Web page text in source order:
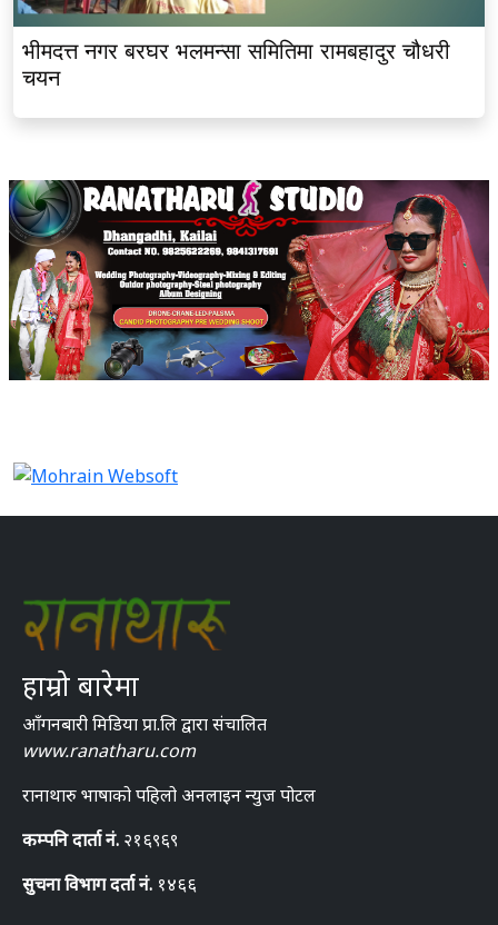
भीमदत्त नगर बरघर भलमन्सा समितिमा रामबहादुर चौधरी
चयन
हाम्रो बारेमा
आँगनबारी मिडिया प्रा.लि द्वारा संचालित
www.ranatharu.com
रानाथारु भाषाको पहिलो अनलाइन न्युज पोटल
कम्पनि दार्ता नं. २१६९६९
सुचना विभाग दर्ता नं. १४६६